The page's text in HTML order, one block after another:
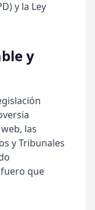
y la Ley
y
las
y Tribunales
que